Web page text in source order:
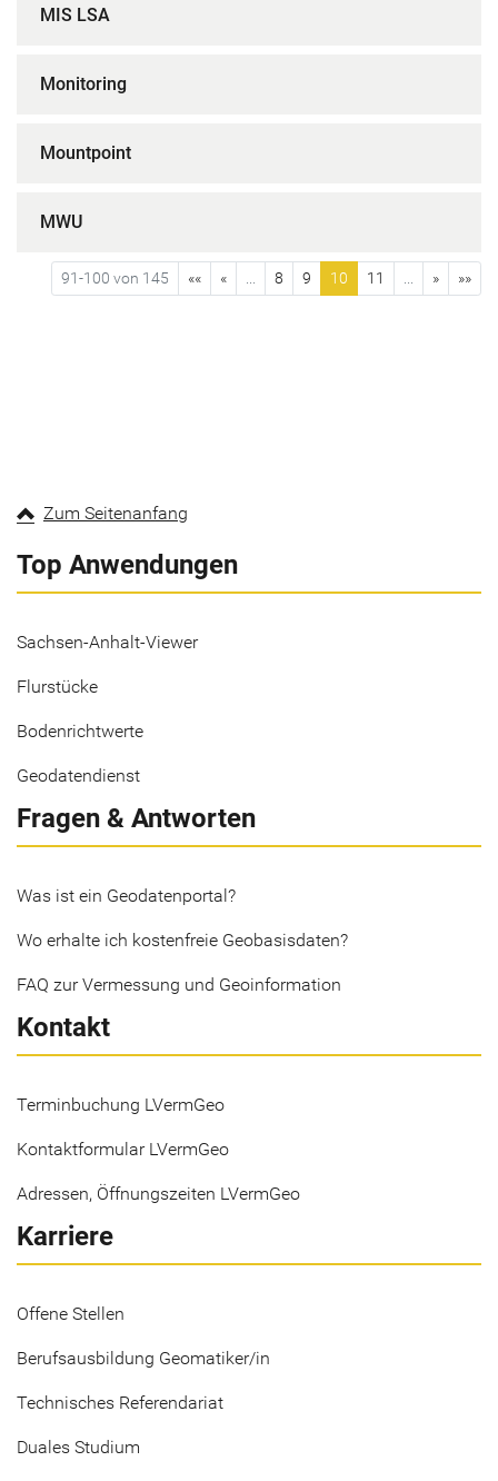
MIS LSA
Monitoring
Mountpoint
MWU
91-100 von 145 «« « 8 9 10 11 » »»
Zum Seitenanfang
Top Anwendungen
Sachsen-Anhalt-Viewer
Flurstücke
Bodenrichtwerte
Geodatendienst
Fragen & Antworten
Was ist ein Geodatenportal?
Wo erhalte ich kostenfreie Geobasisdaten?
FAQ zur Vermessung und Geoinformation
Kontakt
Terminbuchung LVermGeo
Kontaktformular LVermGeo
Adressen, Öffnungszeiten LVermGeo
Karriere
Offene Stellen
Berufsausbildung Geomatiker/in
Technisches Referendariat
Duales Studium